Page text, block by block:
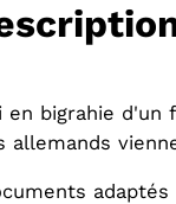
en bigrahie d'un
allemands